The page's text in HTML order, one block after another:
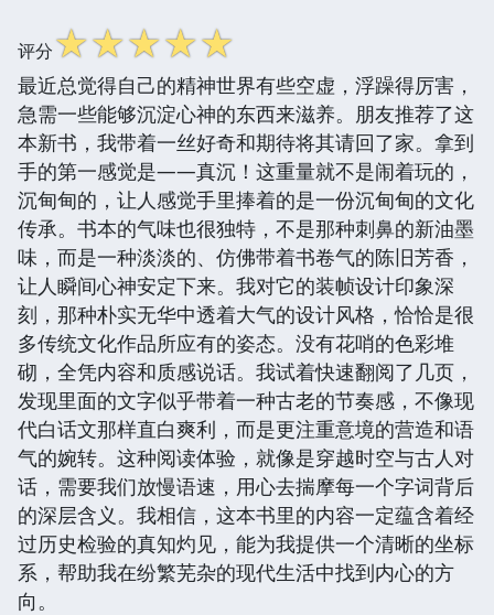
评分☆☆☆☆☆
最近总觉得自己的精神世界有些空虚，浮躁得厉害，
急需一些能够沉淀心神的东西来滋养。朋友推荐了这
本新书，我带着一丝好奇和期待将其请回了家。拿到
手的第一感觉是——真沉！这重量就不是闹着玩的，
沉甸甸的，让人感觉手里捧着的是一份沉甸甸的文化
传承。书本的气味也很独特，不是那种刺鼻的新油墨
味，而是一种淡淡的、仿佛带着书卷气的陈旧芳香，
让人瞬间心神安定下来。我对它的装帧设计印象深
刻，那种朴实无华中透着大气的设计风格，恰恰是很
多传统文化作品所应有的姿态。没有花哨的色彩堆
砌，全凭内容和质感说话。我试着快速翻阅了几页，
发现里面的文字似乎带着一种古老的节奏感，不像现
代白话文那样直白爽利，而是更注重意境的营造和语
气的婉转。这种阅读体验，就像是穿越时空与古人对
话，需要我们放慢语速，用心去揣摩每一个字词背后
的深层含义。我相信，这本书里的内容一定蕴含着经
过历史检验的真知灼见，能为我提供一个清晰的坐标
系，帮助我在纷繁芜杂的现代生活中找到内心的方
向。